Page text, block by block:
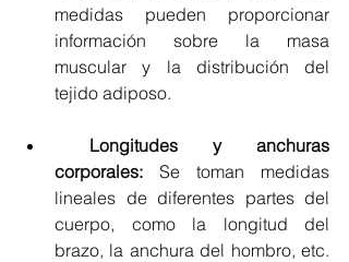
medidas pueden proporcionar
información sobre la masa
muscular y la distribución del
tejido adiposo.
Longitudes y anchuras
corporales: Se toman medidas
lineales de diferentes partes del
cuerpo, como la longitud del
brazo, la anchura del hombro, etc.